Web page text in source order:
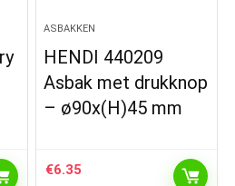
ASBAKKEN
HENDI 440209
Asbak met drukknop
– ø90x(H)45 mm
€6.35